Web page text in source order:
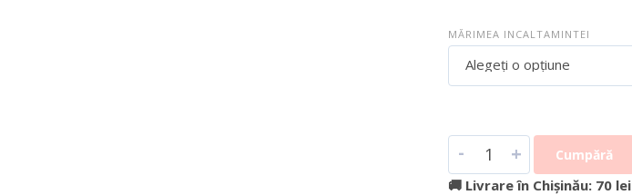
MĂRIMEA INCALTAMINTEI
Alegeți o opțiune
- + Cumpără
🚚 Livrare în Chișinău: 70 lei